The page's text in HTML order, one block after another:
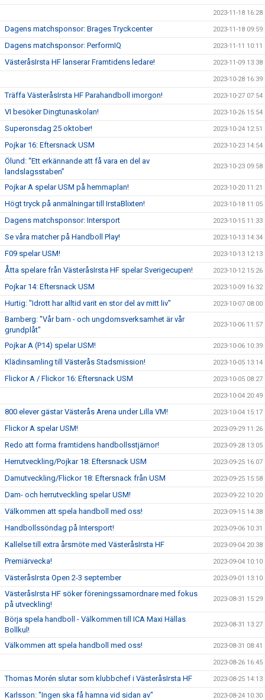
2023-11-18 16:28
Dagens matchsponsor: Brages Tryckcenter 2023-11-18 09:59
Dagens matchsponsor: PerformIQ 2023-11-11 10:11
VästeråsIrsta HF lanserar Framtidens ledare! 2023-11-09 13:38
2023-10-28 16:39
Träffa VästeråsIrsta HF Parahandboll imorgon! 2023-10-27 07:54
VI besöker Dingtunaskolan! 2023-10-26 15:54
Superonsdag 25 oktober! 2023-10-24 12:51
Pojkar 16: Eftersnack USM 2023-10-23 14:54
Ölund: “Ett erkännande att få vara en del av
landslagsstaben”
2023-10-23 09:58
Pojkar A spelar USM på hemmaplan! 2023-10-20 11:21
Högt tryck på anmälningar till IrstaBlixten! 2023-10-18 11:05
Dagens matchsponsor: Intersport 2023-10-15 11:33
Se våra matcher på Handboll Play! 2023-10-13 14:34
F09 spelar USM! 2023-10-13 12:13
Åtta spelare från VästeråsIrsta HF spelar Sverigecupen! 2023-10-12 15:26
Pojkar 14: Eftersnack USM 2023-10-09 16:32
Hurtig: "Idrott har alltid varit en stor del av mitt liv" 2023-10-07 08:00
Bamberg: "Vår barn - och ungdomsverksamhet är vår
grundplåt"
2023-10-06 11:57
Pojkar A (P14) spelar USM! 2023-10-06 10:39
Klädinsamling till Västerås Stadsmission! 2023-10-05 13:14
Flickor A / Flickor 16: Eftersnack USM 2023-10-05 08:27
2023-10-04 20:49
800 elever gästar Västerås Arena under Lilla VM! 2023-10-04 15:17
Flickor A spelar USM! 2023-09-29 11:26
Redo att forma framtidens handbollsstjärnor! 2023-09-28 13:05
Herrutveckling/Pojkar 18: Eftersnack USM 2023-09-25 16:07
Damutveckling/Flickor 18: Eftersnack från USM 2023-09-25 15:58
Dam- och herrutveckling spelar USM! 2023-09-22 10:20
Välkommen att spela handboll med oss! 2023-09-15 14:38
Handbollssöndag på Intersport! 2023-09-06 10:31
Kallelse till extra årsmöte med VästeråsIrsta HF 2023-09-04 20:38
Premiärvecka! 2023-09-04 10:10
VästeråsIrsta Open 2-3 september 2023-09-01 13:10
VästeråsIrsta HF söker föreningssamordnare med fokus
på utveckling!
2023-08-31 15:29
Börja spela handboll - Välkommen till ICA Maxi Hällas
Bollkul!
2023-08-31 13:27
Välkommen att spela handboll med oss! 2023-08-31 08:41
2023-08-26 16:45
Thomas Morén slutar som klubbchef i VästeråsIrsta HF 2023-08-25 14:13
Karlsson: "Ingen ska få hamna vid sidan av" 2023-08-24 10:30